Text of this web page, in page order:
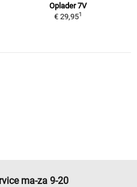
Oplader 7V
€ 29,951
ma-za 9-20